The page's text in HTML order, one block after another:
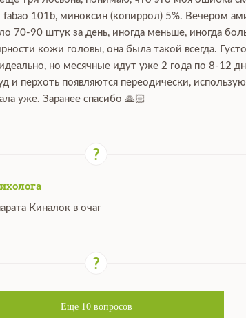
101b, миноксин (копиррол) 5%. Вечером
70-90 штук за день, иногда меньше, иногда
кожи головы, она была такой всегда.
но месячные идут уже 2 года по 8-12
и перхоть появляются переодически,
уже. Заранее спасибо 🙏🏻
Киналок в очаг
Еще 10 вопросов